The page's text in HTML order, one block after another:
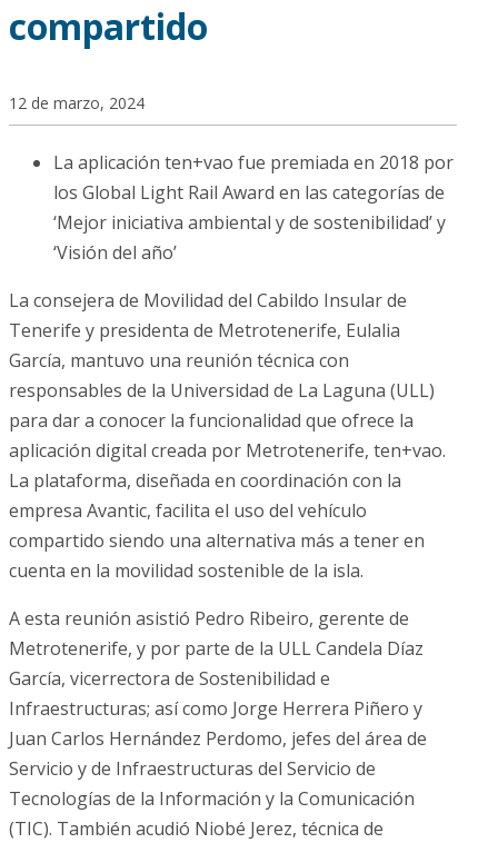
compartido
12 de marzo, 2024
La aplicación ten+vao fue premiada en 2018 por
los Global Light Rail Award en las categorías de
‘Mejor iniciativa ambiental y de sostenibilidad’ y
‘Visión del año’
La consejera de Movilidad del Cabildo Insular de
Tenerife y presidenta de Metrotenerife, Eulalia
García, mantuvo una reunión técnica con
responsables de la Universidad de La Laguna (ULL)
para dar a conocer la funcionalidad que ofrece la
aplicación digital creada por Metrotenerife, ten+vao.
La plataforma, diseñada en coordinación con la
empresa Avantic, facilita el uso del vehículo
compartido siendo una alternativa más a tener en
cuenta en la movilidad sostenible de la isla.
A esta reunión asistió Pedro Ribeiro, gerente de
Metrotenerife, y por parte de la ULL Candela Díaz
García, vicerrectora de Sostenibilidad e
Infraestructuras; así como Jorge Herrera Piñero y
Juan Carlos Hernández Perdomo, jefes del área de
Servicio y de Infraestructuras del Servicio de
Tecnologías de la Información y la Comunicación
(TIC). También acudió Niobé Jerez, técnica de